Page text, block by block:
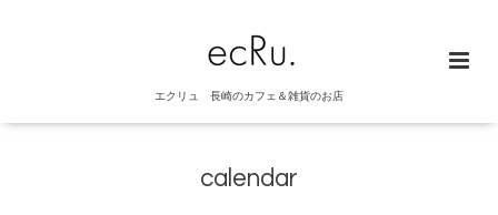
エクリュ 長崎のカフェ＆雑貨のお店
calendar